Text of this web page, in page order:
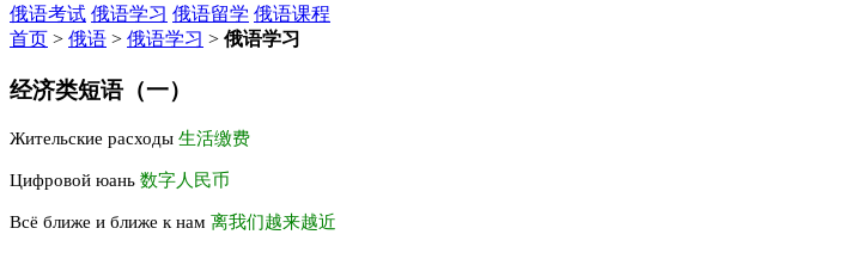
俄语考试 俄语学习 俄语留学 俄语课程
首页 > 俄语 > 俄语学习 > 俄语学习
经济类短语（一）
Жительские расходы 生活缴费
Цифровой юань 数字人民币
Всё ближе и ближе к нам 离我们越来越近